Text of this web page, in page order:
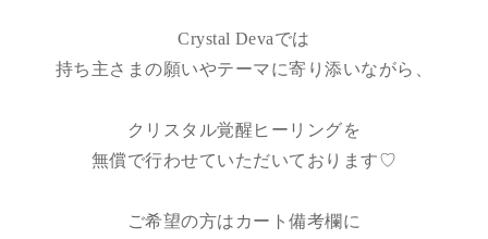
Crystal Devaでは
持ち主さまの願いやテーマに寄り添いながら、
クリスタル覚醒ヒーリングを
無償で行わせていただいております♡
ご希望の方はカート備考欄に